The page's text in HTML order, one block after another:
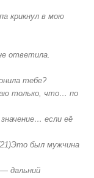
крикнул в мою
ответила.
тебе?
только, что… по
значение… если её
21)Это был мужчина
— дальний